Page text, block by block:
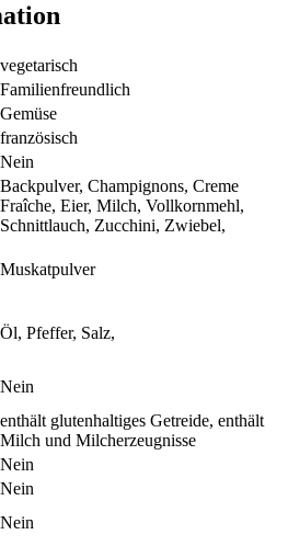
vegetarisch
Familienfreundlich
Gemüse
französisch
Nein
Backpulver, Champignons, Creme
Fraîche, Eier, Milch, Vollkornmehl,
Schnittlauch, Zucchini, Zwiebel,
Muskatpulver
Öl, Pfeffer, Salz,
Nein
enthält glutenhaltiges Getreide, enthält
Milch und Milcherzeugnisse
Nein
Nein
Nein